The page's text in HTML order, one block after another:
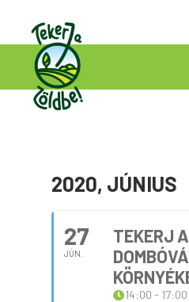
2020, JÚNIUS
27
JÚN.
TEKERJ
14:00 - 17:00